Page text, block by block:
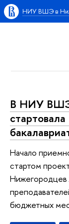
НИУ ВШЭ в
В НИУ
Начало
стартом
Нижегородцев
бюджетных